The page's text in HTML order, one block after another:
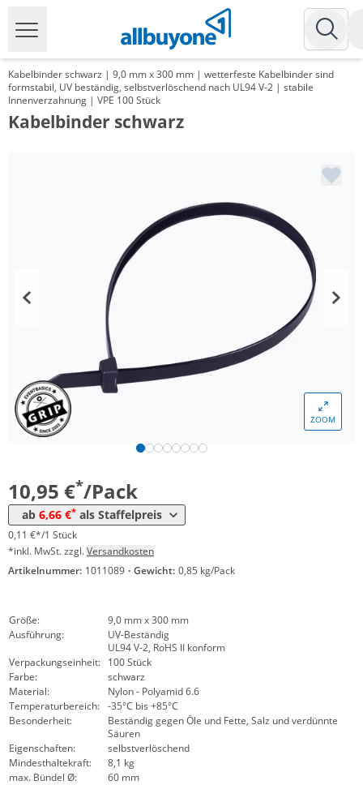
Kabelbinder schwarz | 9,0 mm x 300 mm | wetterfeste Kabelbinder sind
formstabil, UV beständig, selbstverlöschend nach UL94 V-2 | stabile
Innenverzahnung | VPE 100 Stück
Kabelbinder schwarz
ZOOM
10,95 €*/Pack
ab 6,66 €* als Staffelpreis
Menge Preis
ab 10 Pack
ab 50 Pack 7,74 € 0,08 €*/1Stück
0,11 €*/1 Stück
*inkl. MwSt. zzgl.Versandkosten
Artikelnummer: 1011089 · Gewicht: 0,85 kg/Pack
Größe:
9,0 mm x 300 mm
Ausführung:
UV-Beständig
UL94 V-2, RoHS II konform
Verpackungseinheit: 100 Stück
Farbe:
schwarz
Material:
Nylon - Polyamid 6.6
Temperaturbereich: -35°C bis +85°C
Besonderheit:
Beständig gegen Öle und Fette, Salz und verdünnte
Säuren
Eigenschaften:
selbstverlöschend
Mindesthaltekraft:
8,1 kg
max. Bündel Ø:
60 mm